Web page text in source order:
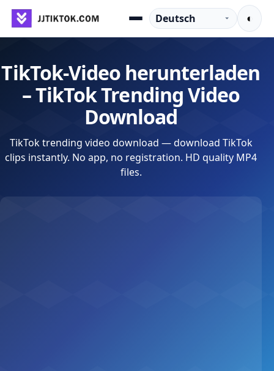
Zum Inhalt springen
MenuSprache ◐
TikTok-Video herunterladen
– TikTok Trending Video
Download
TikTok trending video download — download TikTok
clips instantly. No app, no registration. HD quality MP4
files.